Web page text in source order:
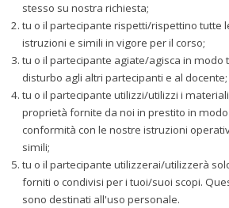
stesso su nostra richiesta;
tu o il partecipante rispetti/rispettino tutte
istruzioni e simili in vigore per il corso;
tu o il partecipante agiate/agisca in modo
disturbo agli altri partecipanti e al docente;
tu o il partecipante utilizzi/utilizzi i
proprietà fornite da noi in prestito in
conformità con le nostre istruzioni
simili;
tu o il partecipante utilizzerai/utilizzerà
forniti o condivisi per i tuoi/suoi scopi.
sono destinati all'uso personale.